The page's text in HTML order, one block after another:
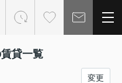
貸一覧
変更